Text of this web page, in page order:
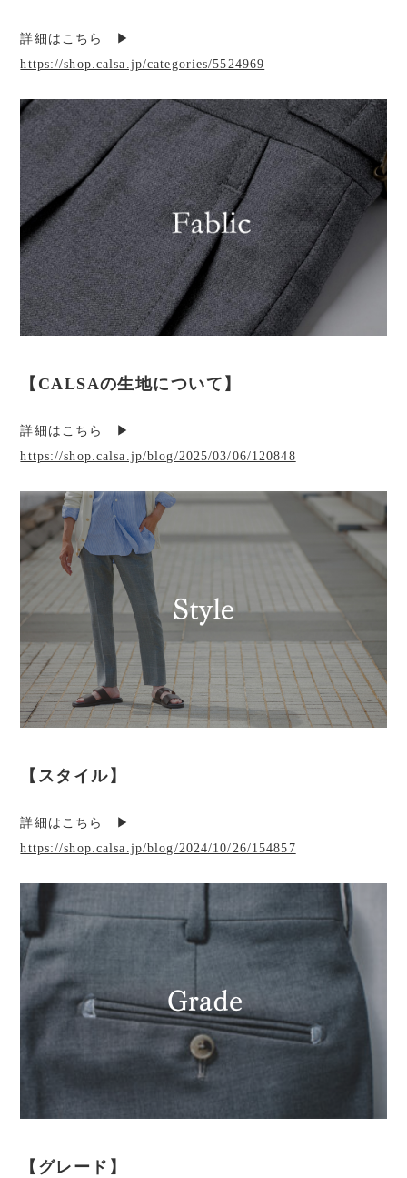
詳細はこちら ▶︎
https://shop.calsa.jp/categories/5524969
【CALSAの生地について】
詳細はこちら ▶︎
https://shop.calsa.jp/blog/2025/03/06/120848
【スタイル】
詳細はこちら ▶︎
https://shop.calsa.jp/blog/2024/10/26/154857
【グレード】